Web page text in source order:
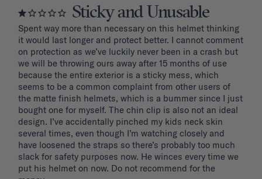
Sticky and Unusable
Spent way more than necessary on this helmet thinking
it would last longer and protect better. I cannot comment
on protection as we’ve luckily never been in a crash but
we will be throwing ours away after 15 months of use
because the entire exterior is a sticky mess, which
seems to be a common complaint from other users of
the matte finish helmets, which is a bummer since I just
bought one for myself. The chin clip is also not an ideal
design. I’ve accidentally pinched my kids neck skin
several times, even though I’m watching closely and
have loosened the straps so there’s probably too much
slack for safety purposes now. He winces every time we
put his helmet on now. Do not recommend for the